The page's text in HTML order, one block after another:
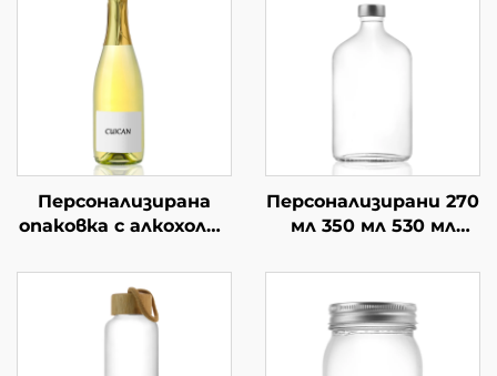
Персонализирана
опаковка с алкохолни
стъклено вино
Персонализирани 270
мл 350 мл 530 мл
херметически
затворени бутилки
за сок